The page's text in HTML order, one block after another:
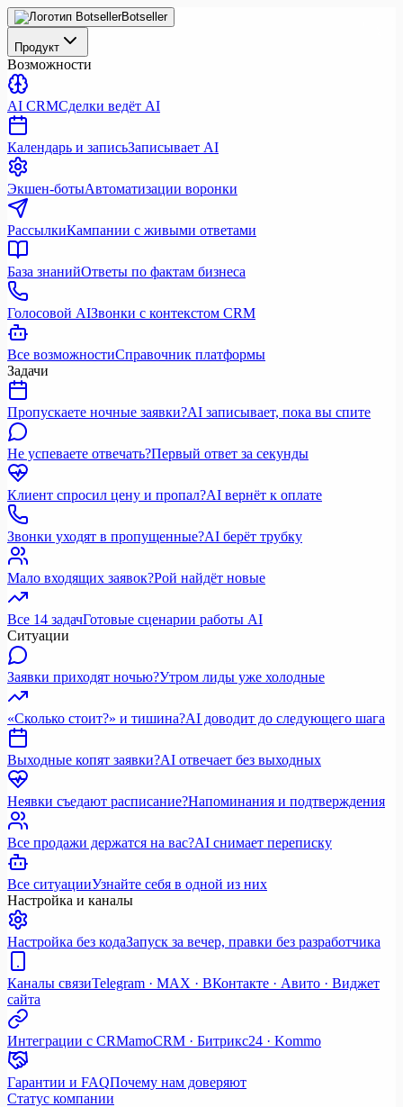
Botseller
Продукт
Возможности
AI CRMСделки ведёт AI
Календарь и записьЗаписывает AI
Экшен-ботыАвтоматизации воронки
РассылкиКампании с живыми ответами
База знанийОтветы по фактам бизнеса
Голосовой AIЗвонки с контекстом CRM
Все возможностиСправочник платформы
Задачи
Пропускаете ночные заявки?AI записывает, пока вы спите
Не успеваете отвечать?Первый ответ за секунды
Клиент спросил цену и пропал?AI вернёт к оплате
Звонки уходят в пропущенные?AI берёт трубку
Мало входящих заявок?Рой найдёт новые
Все 14 задачГотовые сценарии работы AI
Ситуации
Заявки приходят ночью?Утром лиды уже холодные
«Сколько стоит?» и тишина?AI доводит до следующего шага
Выходные копят заявки?AI отвечает без выходных
Неявки съедают расписание?Напоминания и подтверждения
Все продажи держатся на вас?AI снимает переписку
Все ситуацииУзнайте себя в одной из них
Настройка и каналы
Настройка без кодаЗапуск за вечер, правки без разработчика
Каналы связиTelegram · MAX · ВКонтакте · Авито · Виджет
сайта
Интеграции с CRMamoCRM · Битрикс24 · Kommo
Гарантии и FAQПочему нам доверяют
Статус компании